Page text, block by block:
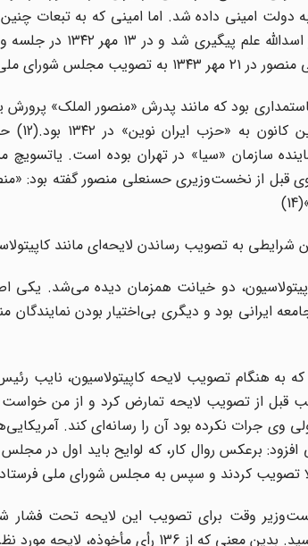
مجلس شورای ملی رسید.
سپس
سازمان «سیا» در تهران بوده است.
داشت.(13) وی قبل از نخست‌وزیری حسنعلی منصور
شرایطی به تصویب رساندن لایحه‌ای مانند
دو خیانت همزمان دیده می‌شد. یکی
ایرانی بود و دیگری بی‌اختیار بودن نمایندگان
به هنگام تصویب لایحه کاپیتولاسیون، نایب
از تصویب لایحه تمارض کرد و از من خواست
وی جرات نکرده بود آن را رسانه‌ای کند.
برعکس روال کار، که لوایح باید اول در
تصویب کردند و سپس به مجلس شورای ملی فرستادند
وقت برای تصویب این لایحه تحت فشار
مورد نظر با 74 رأی موافق و 61 رأی مخالف تصویب شد(16)